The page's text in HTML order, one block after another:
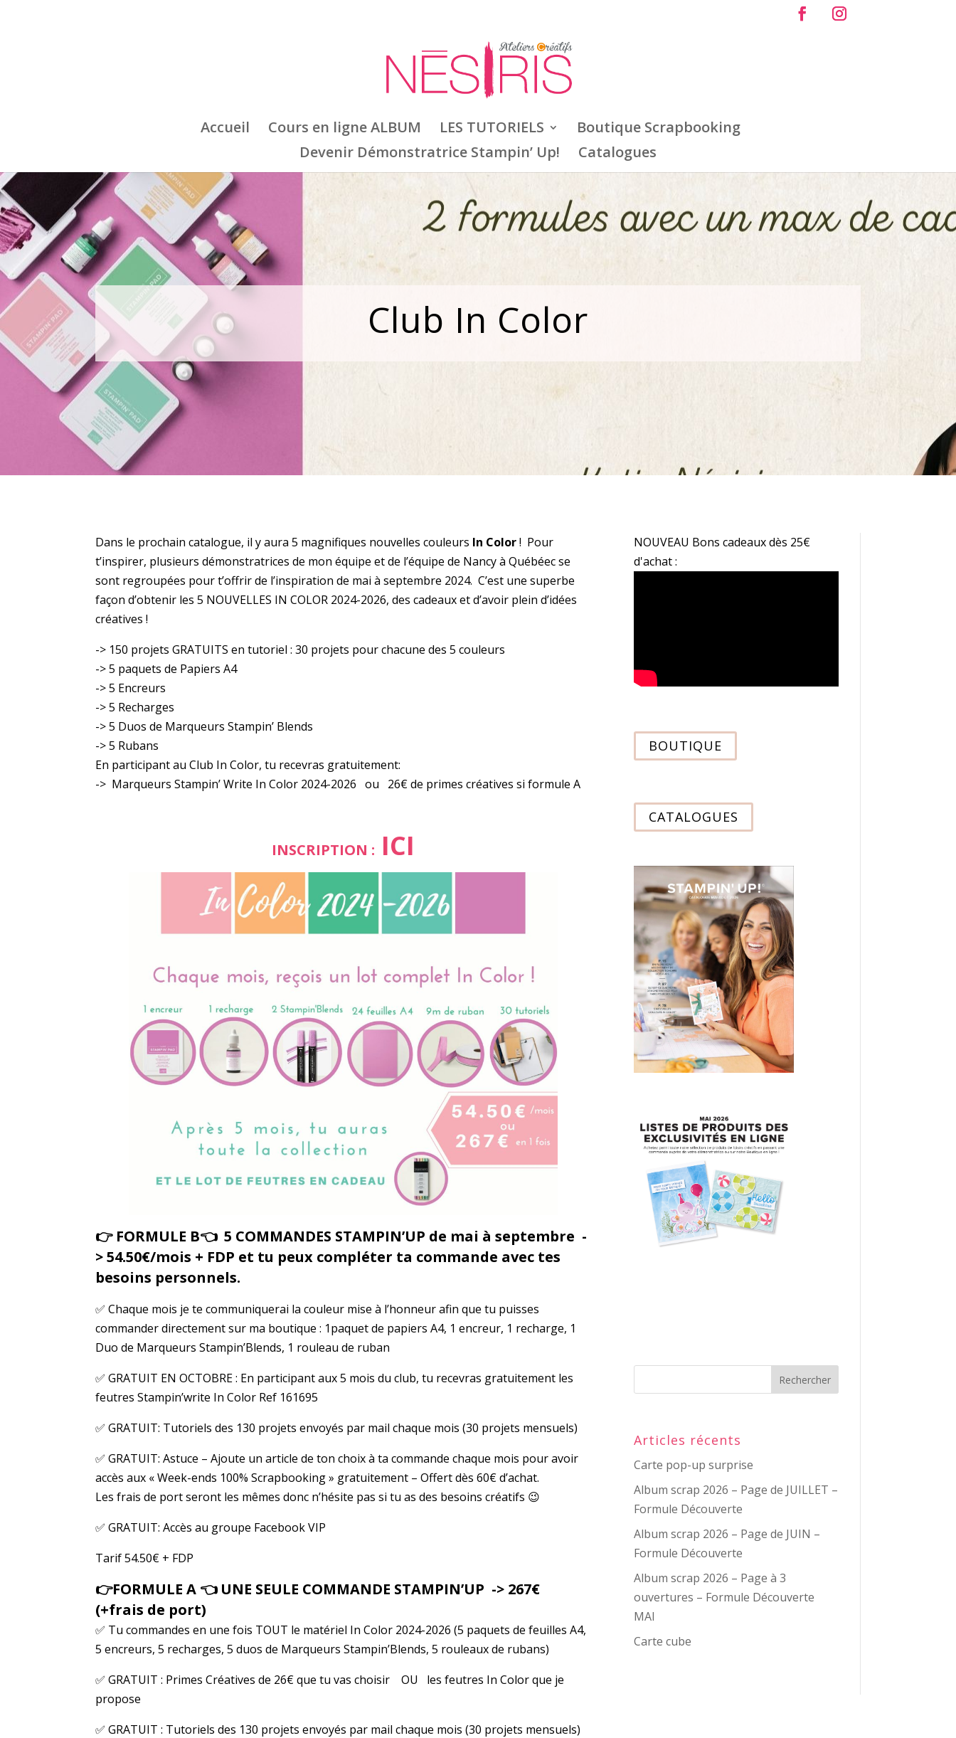
Accueil Cours en ligne ALBUM LES TUTORIELS
Boutique Scrapbooking
Devenir Démonstratrice Stampin’ Up!
Catalogues
Club In Color
Dans le prochain catalogue, il y aura 5 magnifiques nouvelles couleurs In Color! Pour
t’inspirer, plusieurs démonstratrices de mon équipe et de l’équipe de Nancy à Québéec se
sont regroupées pour t’offrir de l’inspiration de mai à septembre 2024. C’est une superbe
façon d’obtenir les 5 NOUVELLES IN COLOR 2024-2026, des cadeaux et d’avoir plein d’idées
créatives !
-> 150 projets GRATUITS en tutoriel : 30 projets pour chacune des 5 couleurs
-> 5 paquets de Papiers A4
-> 5 Encreurs
-> 5 Recharges
-> 5 Duos de Marqueurs Stampin’ Blends
-> 5 Rubans
En participant au Club In Color, tu recevras gratuitement:
-> Marqueurs Stampin’ Write In Color 2024-2026 ou 26€ de primes créatives si formule A
INSCRIPTION : ICI
👉 FORMULE B👈 5 COMMANDES STAMPIN’UP de mai à septembre -
> 54.50€/mois + FDP et tu peux compléter ta commande avec tes
besoins personnels.
✅ Chaque mois je te communiquerai la couleur mise à l’honneur afin que tu puisses
commander directement sur ma boutique : 1paquet de papiers A4, 1 encreur, 1 recharge, 1
Duo de Marqueurs Stampin’Blends, 1 rouleau de ruban
✅ GRATUIT EN OCTOBRE : En participant aux 5 mois du club, tu recevras gratuitement les
feutres Stampin’write In Color Ref 161695
✅ GRATUIT: Tutoriels des 130 projets envoyés par mail chaque mois (30 projets mensuels)
✅ GRATUIT: Astuce – Ajoute un article de ton choix à ta commande chaque mois pour avoir
accès aux « Week-ends 100% Scrapbooking » gratuitement – Offert dès 60€ d’achat.
Les frais de port seront les mêmes donc n’hésite pas si tu as des besoins créatifs 😉
✅ GRATUIT: Accès au groupe Facebook VIP
Tarif 54.50€ + FDP
👉FORMULE A 👈 UNE SEULE COMMANDE STAMPIN’UP -> 267€
(+frais de port)
✅ Tu commandes en une fois TOUT le matériel In Color 2024-2026 (5 paquets de feuilles A4,
5 encreurs, 5 recharges, 5 duos de Marqueurs Stampin’Blends, 5 rouleaux de rubans)
✅ GRATUIT : Primes Créatives de 26€ que tu vas choisir OU les feutres In Color que je
propose
✅ GRATUIT : Tutoriels des 130 projets envoyés par mail chaque mois (30 projets mensuels)
NOUVEAU Bons cadeaux dès 25€
d'achat :
BOUTIQUE
CATALOGUES
Articles récents
Carte pop-up surprise
Album scrap 2026 – Page de JUILLET –
Formule Découverte
Album scrap 2026 – Page de JUIN –
Formule Découverte
Album scrap 2026 – Page à 3
ouvertures – Formule Découverte
MAI
Carte cube